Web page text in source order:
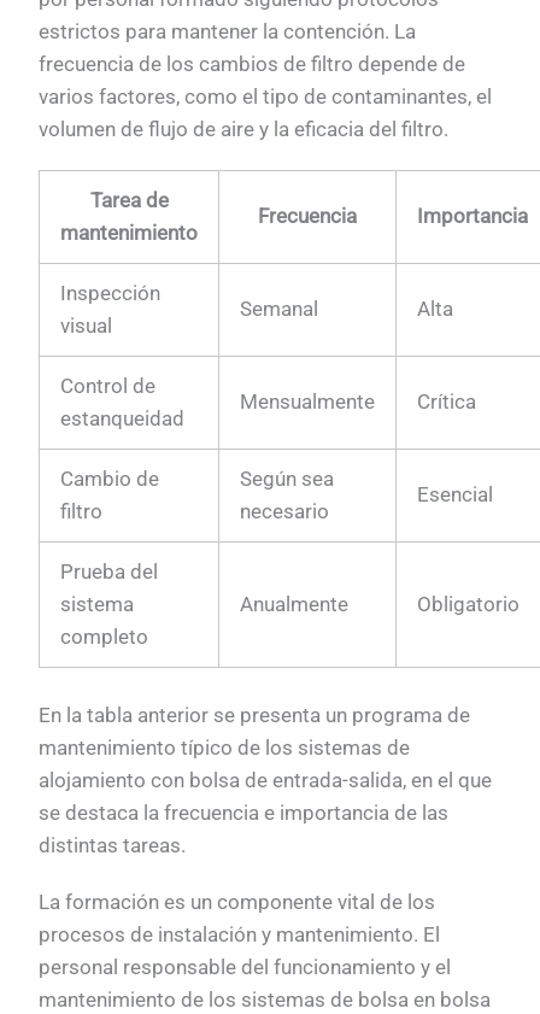
estrictos para mantener la contención. La
frecuencia de los cambios de filtro depende de
varios factores, como el tipo de contaminantes, el
volumen de flujo de aire y la eficacia del filtro.
Tarea de
mantenimiento
Frecuencia Importancia
Inspección
visual
Semanal Alta
Control de
estanqueidad
Mensualmente Crítica
Cambio de
filtro
Según sea
necesario
Esencial
Prueba del
sistema
completo
Anualmente Obligatorio
En la tabla anterior se presenta un programa de
mantenimiento típico de los sistemas de
alojamiento con bolsa de entrada-salida, en el que
se destaca la frecuencia e importancia de las
distintas tareas.
La formación es un componente vital de los
procesos de instalación y mantenimiento. El
personal responsable del funcionamiento y el
mantenimiento de los sistemas de bolsa en bolsa